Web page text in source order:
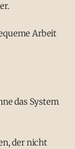
Arbeit
das System
der nicht